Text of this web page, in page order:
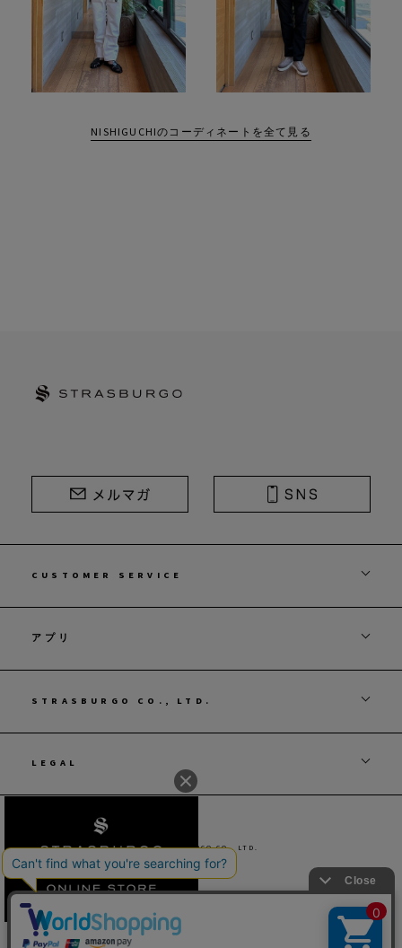
NISHIGUCHIのコーディネートを全て見る
CUSTOMER SERVICE
アプリ
STRASBURGO CO., LTD.
LEGAL
© STRASBURGO CO., LTD.